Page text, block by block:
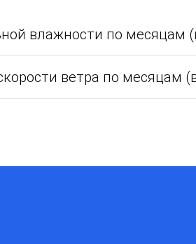
влажности по месяцам
ветра по месяцам